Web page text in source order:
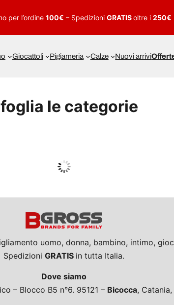
per l’ordine 100€ – Spedizioni GRATISoltre i 250€
Giocattoli Pigiameria Calze Nuovi arrivi
le categorie
Guarda tutto
uomo, donna, bambino, intimo,
Spedizioni GRATIS in tutta Italia.
Dove siamo
– Blocco B5 n°6. 95121 – Bicocca,